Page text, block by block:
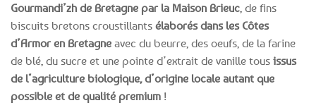
Gourmandi’zh de Bretagne par la Maison Brieuc, de fins
biscuits bretons croustillants élaborés dans les Côtes
d’Armor en Bretagne avec du beurre, des oeufs, de la farine
de blé, du sucre et une pointe d’extrait de vanille tous issus
de l’agriculture biologique, d’origine locale autant que
possible et de qualité premium !